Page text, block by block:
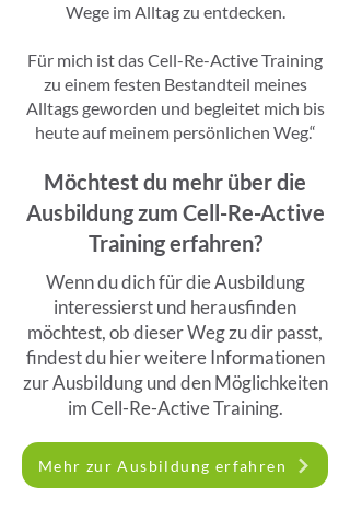
Wege im Alltag zu entdecken.
Für mich ist das Cell-Re-Active Training
zu einem festen Bestandteil meines
Alltags geworden und begleitet mich bis
heute auf meinem persönlichen Weg.“
Möchtest du mehr über die
Ausbildung zum Cell-Re-Active
Training erfahren?
Wenn du dich für die Ausbildung
interessierst und herausfinden
möchtest, ob dieser Weg zu dir passt,
findest du hier weitere Informationen
zur Ausbildung und den Möglichkeiten
im Cell-Re-Active Training.
Mehr zur Ausbildung erfahren